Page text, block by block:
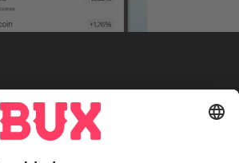
riesgo de perder el dinero